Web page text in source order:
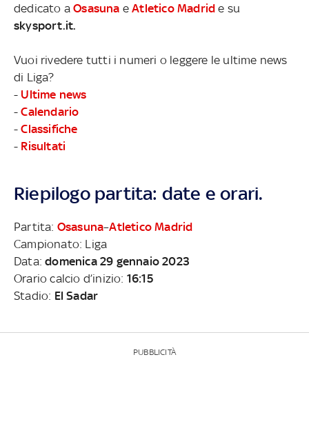
dedicato aOsasuna eAtletico Madrid e su
skysport.it.
Vuoi rivedere tutti i numeri o leggere le ultime news
di Liga?
- Ultime news
-Calendario
-Classifiche
- Risultati
Riepilogo partita: date e orari.
Partita: Osasuna–Atletico Madrid
Campionato: Liga
Data:domenica 29 gennaio 2023
Orario calcio d’inizio: 16:15
Stadio: El Sadar
PUBBLICITÀ